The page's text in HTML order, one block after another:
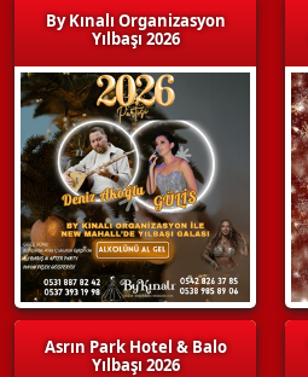
By Kınalı Organizasyon
Yılbaşı 2026
Asrın Park Hotel & Balo
Yılbaşı 2026